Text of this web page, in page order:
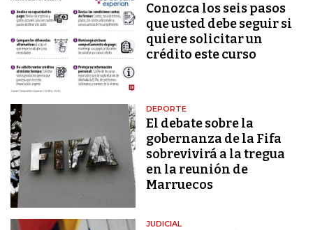
Conozca los seis pasos
que usted debe seguir si
quiere solicitar un
crédito este curso
DEPORTE
El debate sobre la
gobernanza de la Fifa
sobrevivirá a la tregua
en la reunión de
Marruecos
JUDICIAL